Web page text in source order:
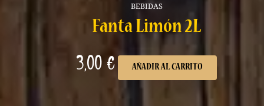
BEBIDAS
Fanta Limón 2L
3,00 € AÑADIR AL CARRITO